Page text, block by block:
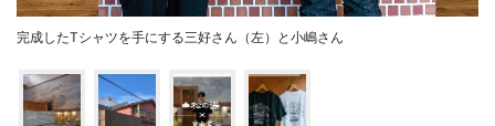
完成したTシャツを手にする三好さん（左）と小嶋さん